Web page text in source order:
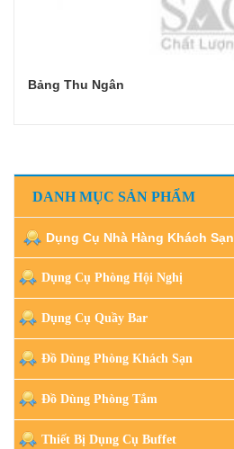
Bảng Thu Ngân
DANH MỤC SẢN PHẨM
Dụng Cụ Nhà Hàng Khách Sạn
Dụng Cụ Phòng Hội Nghị
Dụng Cụ Quầy Bar
Đồ Dùng Phòng Khách Sạn
Đồ Dùng Phòng Tắm
Thiết Bị Dụng Cụ Buffet